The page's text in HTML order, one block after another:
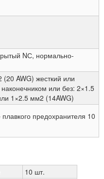
NС, нормально-
AWG) жесткий или
или без: 2×1.5
1×2.5 мм2 (14AWG)
предохранителя 10
10 шт.